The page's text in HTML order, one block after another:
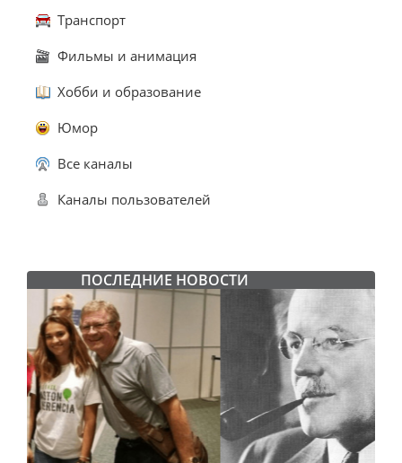
Транспорт
Фильмы и анимация
Хобби и образование
Юмор
Все каналы
Каналы пользователей
ПОСЛЕДНИЕ НОВОСТИ